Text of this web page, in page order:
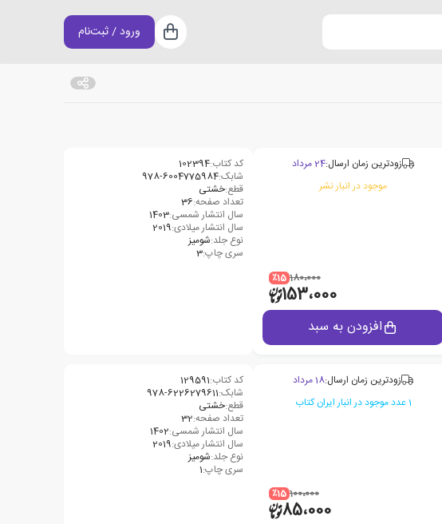
سبد خرید
ورود / ثبت‌نام
زودترین زمان ارسال:24 مرداد
موجود در انبار نشر
180،000 ٪15
153،000
افزودن به سبد
کد کتاب:102394
شابک:978-6004775984
قطع:خشتی
تعداد صفحه:36
سال انتشار شمسی:1403
سال انتشار میلادی:2019
نوع جلد:شومیز
سری چاپ:3
زودترین زمان ارسال:18 مرداد
1 عدد موجود در انبار ایران کتاب
100،000 ٪15
85،000
کد کتاب:129591
شابک:978-6226279611
قطع:خشتی
تعداد صفحه:32
سال انتشار شمسی:1402
سال انتشار میلادی:2019
نوع جلد:شومیز
سری چاپ:1